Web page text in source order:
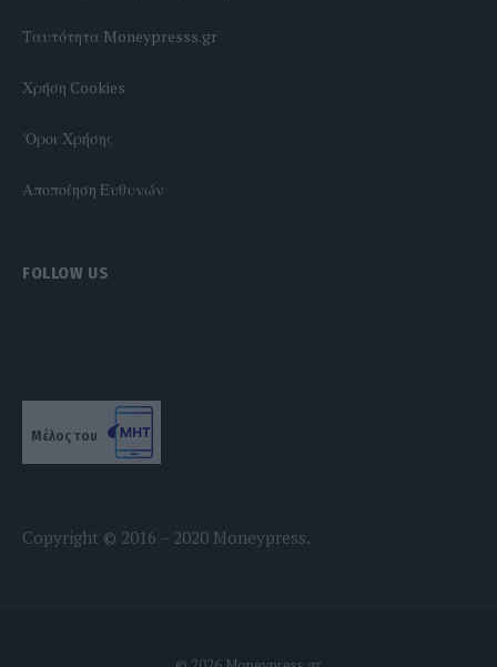
Tαυτότητα Moneypresss.gr
Χρήση Cookies
'Οροι Χρήσης
Αποποίηση Ευθυνών
FOLLOW US
Μέλος του
Copyright © 2016 – 2020 Moneypress.